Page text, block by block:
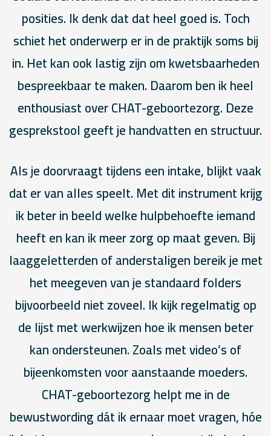
posities. Ik denk dat dat heel goed is. Toch
schiet het onderwerp er in de praktijk soms bij
in. Het kan ook lastig zijn om kwetsbaarheden
bespreekbaar te maken. Daarom ben ik heel
enthousiast over CHAT-geboortezorg. Deze
gesprekstool geeft je handvatten en structuur.
Als je doorvraagt tijdens een intake, blijkt vaak
dat er van alles speelt. Met dit instrument krijg
ik beter in beeld welke hulpbehoefte iemand
heeft en kan ik meer zorg op maat geven. Bij
laaggeletterden of anderstaligen bereik je met
het meegeven van je standaard folders
bijvoorbeeld niet zoveel. Ik kijk regelmatig op
de lijst met werkwijzen hoe ik mensen beter
kan ondersteunen. Zoals met video’s of
bijeenkomsten voor aanstaande moeders.
CHAT-geboortezorg helpt me in de
bewustwording dát ik ernaar moet vragen, hóe